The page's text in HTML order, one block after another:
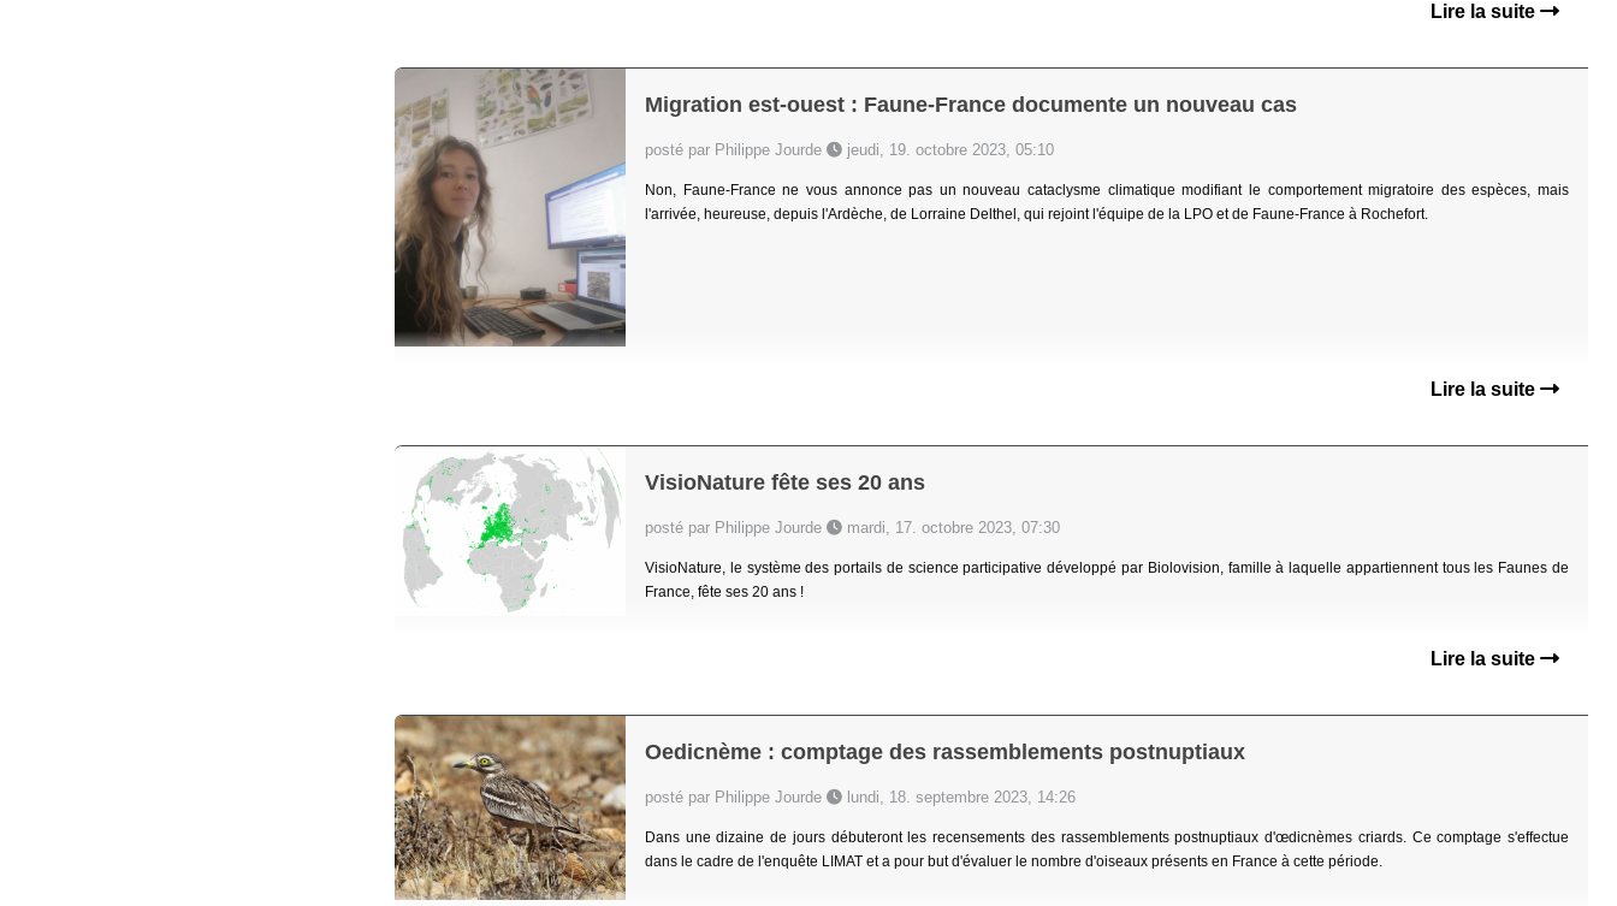
Lire la suite
Migration est-ouest : Faune-France documente un nouveau cas
posté par Philippe Jourde jeudi, 19. octobre 2023, 05:10
Non, Faune-France ne vous annonce pas un nouveau cataclysme climatique modifiant le comportement migratoire des espèces, mais
l'arrivée, heureuse, depuis l'Ardèche, de Lorraine Delthel, qui rejoint l'équipe de la LPO et de Faune-France à Rochefort.
Lire la suite
VisioNature fête ses 20 ans
posté par Philippe Jourde mardi, 17. octobre 2023, 07:30
VisioNature, le système des portails de science participative développé par Biolovision, famille à laquelle appartiennent tous les Faunes de
France, fête ses 20 ans !
Lire la suite
Oedicnème : comptage des rassemblements postnuptiaux
posté par Philippe Jourde lundi, 18. septembre 2023, 14:26
Dans une dizaine de jours débuteront les recensements des rassemblements postnuptiaux d'œdicnèmes criards. Ce comptage s'effectue
dans le cadre de l'enquête LIMAT et a pour but d'évaluer le nombre d'oiseaux présents en France à cette période.